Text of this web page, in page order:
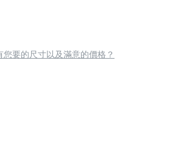
您要的尺寸以及滿意的價格？